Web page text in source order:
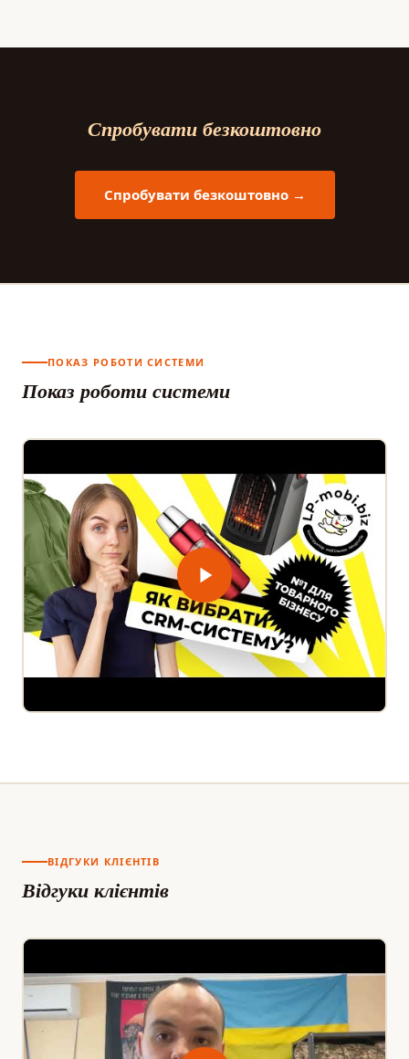
Спробувати безкоштовно
Спробувати безкоштовно →
ПОКАЗ РОБОТИ СИСТЕМИ
Показ роботи системи
ВІДГУКИ КЛІЄНТІВ
Відгуки клієнтів